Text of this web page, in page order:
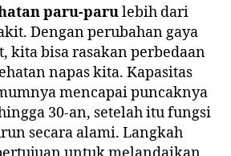
paru-parulebih dari
Dengan perubahan gaya
kita bisa rasakan perbedaan
napas kita. Kapasitas
mencapai puncaknya
30-an, setelah itu fungsi
secara alami. Langkah